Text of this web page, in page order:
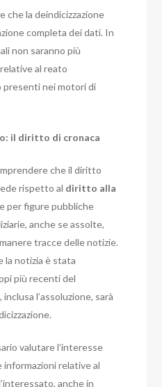
che la deindicizzazione
completa dei dati. In
non saranno più
al reato
nei motori di
il diritto di cronaca
che il diritto
rispetto al diritto alla
per figure pubbliche
anche se assolte,
tracce delle notizie.
la notizia è stata
più recenti del
l’assoluzione, sarà
valutare l’interesse
informazioni relative al
anche in